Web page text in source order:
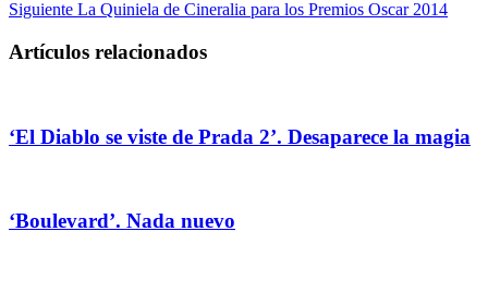
Siguiente La Quiniela de Cineralia para los Premios Oscar 2014
Artículos relacionados
‘El Diablo se viste de Prada 2’. Desaparece la magia
‘Boulevard’. Nada nuevo